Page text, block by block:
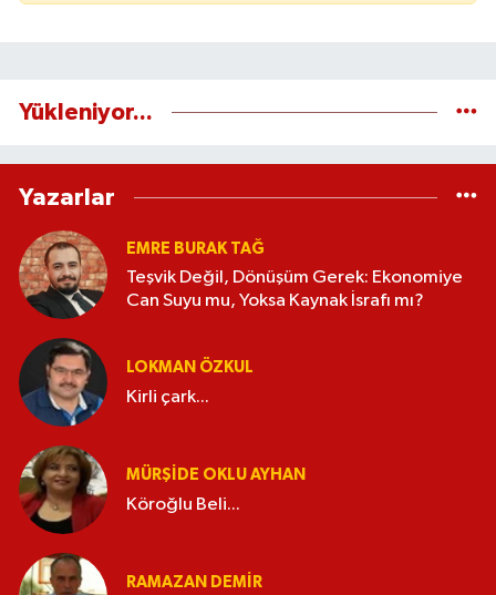
Yükleniyor...
Yazarlar
EMRE BURAK TAĞ
Teşvik Değil, Dönüşüm Gerek: Ekonomiye
Can Suyu mu, Yoksa Kaynak İsrafı mı?
LOKMAN ÖZKUL
Kirli çark...
MÜRŞIDE OKLU AYHAN
Köroğlu Beli...
RAMAZAN DEMİR